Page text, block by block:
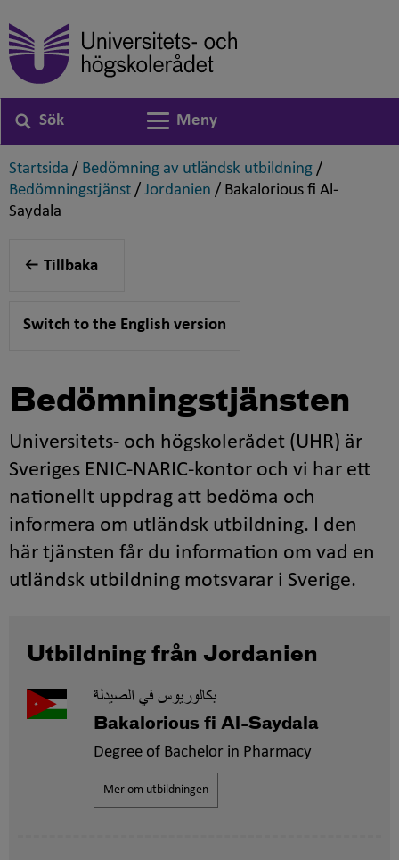
Sök
Växla navigering
Meny
Startsida ,
/ Bedömning av utländsk utbildning ,
/
Bedömningstjänst ,
/ Jordanien ,
/ Bakalorious fi Al-
Saydala
Tillbaka
Switch to the English version
Bedömningstjänsten
Universitets- och högskolerådet (UHR) är
Sveriges ENIC-NARIC-kontor och vi har ett
nationellt uppdrag att bedöma och
informera om utländsk utbildning. I den
här tjänsten får du information om vad en
utländsk utbildning motsvarar i Sverige.
Utbildning från Jordanien
بكالوريوس في الصيدلة
Bakalorious fi Al-Saydala
Degree of Bachelor in Pharmacy
Mer om utbildningen